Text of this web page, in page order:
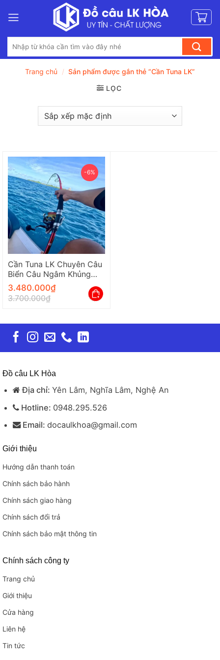
qua
dung
kiếm:
Trang chủ / Sản phẩm được gắn thẻ “Cần Tuna LK”
LỌC
-6%
Cần Tuna LK Chuyên Câu
Biển Câu Ngâm Khủng
Bạo Lực Chính Hãng
3.480.000₫
3.700.000₫
Đồ câu LK Hòa
Địa chỉ: Yên Lâm, Nghĩa Lâm, Nghệ An
Hotline: 0948.295.526
Email: docaulkhoa@gmail.com
Giới thiệu
Hướng dẫn thanh toán
Chính sách bảo hành
Chính sách giao hàng
Chính sách đổi trả
Chính sách bảo mật thông tin
Chính sách công ty
Trang chủ
Giới thiệu
Cửa hàng
Liên hệ
Tin tức